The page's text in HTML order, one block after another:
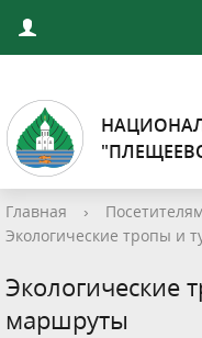
Главная › Посетителям
Экологические тропы и
Экологические
маршруты